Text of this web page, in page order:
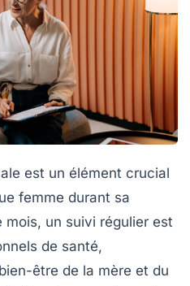
est un élément crucial
femme durant sa
mois, un suivi régulier est
de santé,
être de la mère et du